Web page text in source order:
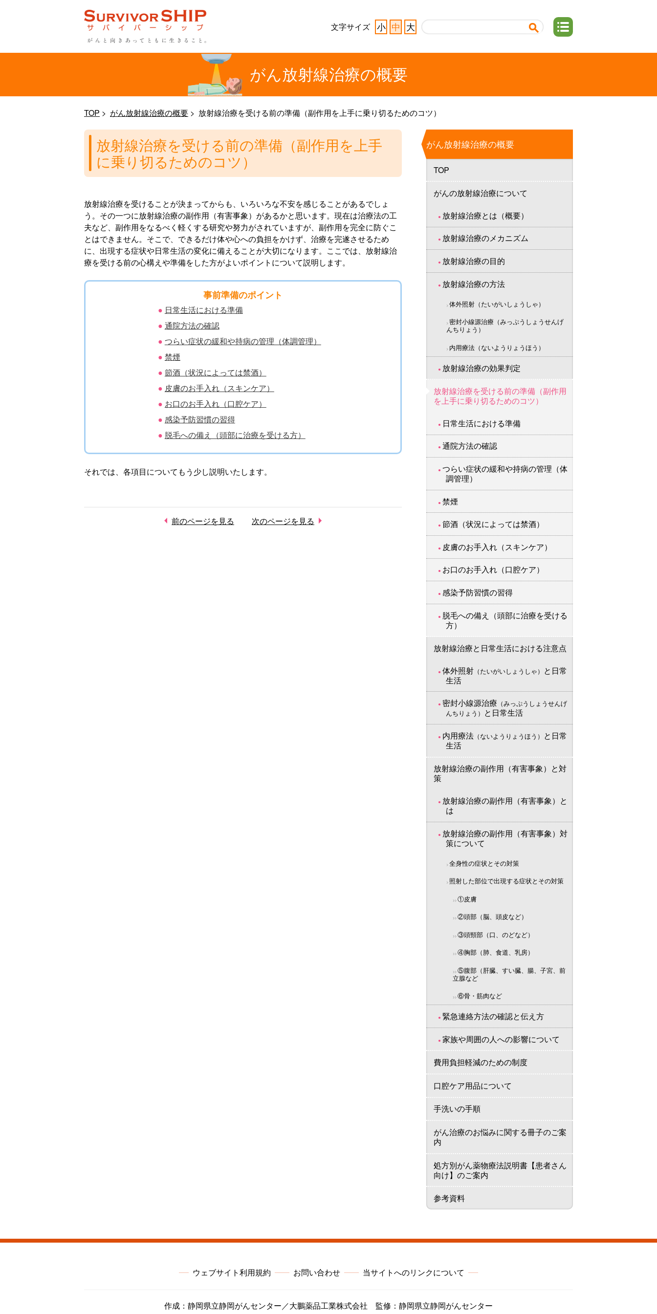
文字サイズ 小 中 大
がん放射線治療の概要
TOP がん放射線治療の概要 放射線治療を受ける前の準備（副作用を上手に乗り切るためのコツ）
放射線治療を受ける前の準備（副作用を上手
に乗り切るためのコツ）
放射線治療を受けることが決まってからも、いろいろな不安を感じることがあるでしょ
う。その一つに放射線治療の副作用（有害事象）があるかと思います。現在は治療法の工
夫など、副作用をなるべく軽くする研究や努力がされていますが、副作用を完全に防ぐこ
とはできません。そこで、できるだけ体や心への負担をかけず、治療を完遂させるため
に、出現する症状や日常生活の変化に備えることが大切になります。ここでは、放射線治
療を受ける前の心構えや準備をした方がよいポイントについて説明します。
事前準備のポイント
日常生活における準備
通院方法の確認
つらい症状の緩和や持病の管理（体調管理）
禁煙
節酒（状況によっては禁酒）
皮膚のお手入れ（スキンケア）
お口のお手入れ（口腔ケア）
感染予防習慣の習得
脱毛への備え（頭部に治療を受ける方）
それでは、各項目についてもう少し説明いたします。
前のページを見る 次のページを見る
がん放射線治療の概要
TOP
がんの放射線治療について
放射線治療とは（概要）
放射線治療のメカニズム
放射線治療の目的
放射線治療の方法
体外照射（たいがいしょうしゃ）
密封小線源治療（みっぷうしょうせんげ
んちりょう）
内用療法（ないようりょうほう）
放射線治療の効果判定
放射線治療を受ける前の準備（副作用
を上手に乗り切るためのコツ）
日常生活における準備
通院方法の確認
つらい症状の緩和や持病の管理（体
調管理）
禁煙
節酒（状況によっては禁酒）
皮膚のお手入れ（スキンケア）
お口のお手入れ（口腔ケア）
感染予防習慣の習得
脱毛への備え（頭部に治療を受ける
方）
放射線治療と日常生活における注意点
体外照射 （たいがいしょうしゃ） と日常
生活
密封小線源治療 （みっぷうしょうせんげ
んちりょう） と日常生活
内用療法 （ないようりょうほう） と日常
生活
放射線治療の副作用（有害事象）と対
策
放射線治療の副作用（有害事象）と
は
放射線治療の副作用（有害事象）対
策について
全身性の症状とその対策
照射した部位で出現する症状とその対策
①皮膚
②頭部（脳、頭皮など）
③頭頸部（口、のどなど）
④胸部（肺、食道、乳房）
⑤腹部（肝臓、すい臓、腸、子宮、前
立腺など
⑥骨・筋肉など
緊急連絡方法の確認と伝え方
家族や周囲の人への影響について
費用負担軽減のための制度
口腔ケア用品について
手洗いの手順
がん治療のお悩みに関する冊子のご案
内
処方別がん薬物療法説明書【患者さん
向け】のご案内
参考資料
ウェブサイト利用規約 お問い合わせ 当サイトへのリンクについて
作成：静岡県立静岡がんセンター／大鵬薬品工業株式会社 監修：静岡県立静岡がんセンター